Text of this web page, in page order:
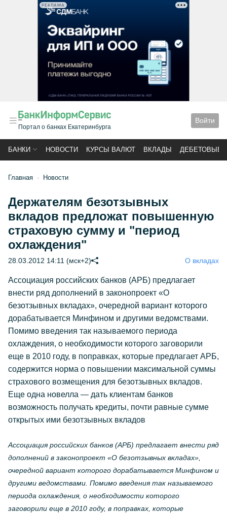
РЕКЛАМА
Портал о банках Екатеринбурга
Войти
БАНКИ НОВОСТИ КУРСЫ ВАЛЮТ ВКЛАДЫ ДЕБЕТОВЫЕ
Главная Новости
Держателям безотзывных
вкладов предложат повышенную
страховую сумму и "период
охлаждения"
28.03.2012 14:11 (мск+2) О вкладах
Ассоциация российских банков (АРБ) предлагает
внести ряд дополнений в законопроект «О
безотзывных вкладах», очередной вариант которого
дорабатывается Минфином и другими ведомствами.
Помимо введения так называемого периода
охлаждения, о необходимости которого заговорили
еще в 2010 году, в поправках, которые предлагает АРБ,
содержится норма о повышении максимальной суммы
страхового возмещения для безотзывных вкладов.
Еще одна новелла — дать клиентам банков
возможность получать кредиты, почти равные сумме
открытых ими безотзывных вкладов
Ассоциация российских банков (АРБ) предлагает внести ряд
дополнений в законопроект «О безотзывных вкладах»,
очередной вариант которого дорабатывается Минфином и
другими ведомствами. Помимо введения так называемого
периода охлаждения, о необходимости которого
заговорили еще в 2010 году, в поправках, которые